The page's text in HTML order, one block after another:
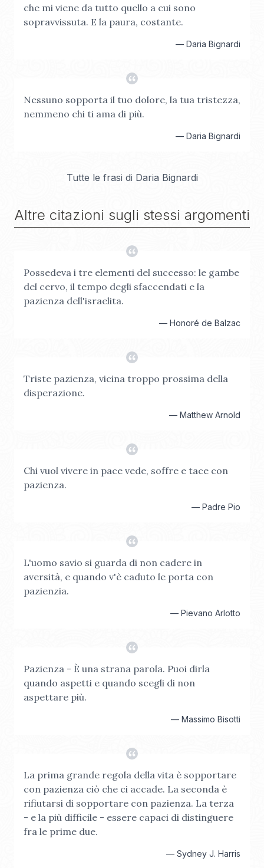
che mi viene da tutto quello a cui sono
sopravvissuta. E la paura, costante.
— Daria Bignardi
Nessuno sopporta il tuo dolore, la tua tristezza,
nemmeno chi ti ama di più.
— Daria Bignardi
Tutte le frasi di Daria Bignardi
Altre citazioni sugli stessi argomenti
Possedeva i tre elementi del successo: le gambe
del cervo, il tempo degli sfaccendati e la
pazienza dell'israelita.
— Honoré de Balzac
Triste pazienza, vicina troppo prossima della
disperazione.
— Matthew Arnold
Chi vuol vivere in pace vede, soffre e tace con
pazienza.
— Padre Pio
L'uomo savio si guarda di non cadere in
aversità, e quando v'è caduto le porta con
pazienzia.
— Pievano Arlotto
Pazienza - È una strana parola. ​​​​Puoi dirla
quando aspetti e quando scegli di non
aspettare più.
— Massimo Bisotti
La prima grande regola della vita è sopportare
con pazienza ciò che ci accade. La seconda è
rifiutarsi di sopportare con pazienza. La terza
- e la più difficile - essere capaci di distinguere
fra le prime due.
— Sydney J. Harris